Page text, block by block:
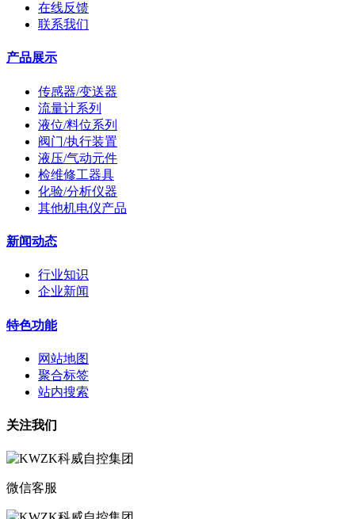
在线反馈
联系我们
产品展示
传感器/变送器
流量计系列
液位/料位系列
阀门/执行装置
液压/气动元件
检维修工器具
化验/分析仪器
其他机电仪产品
新闻动态
行业知识
企业新闻
特色功能
网站地图
聚合标签
站内搜索
关注我们
微信客服